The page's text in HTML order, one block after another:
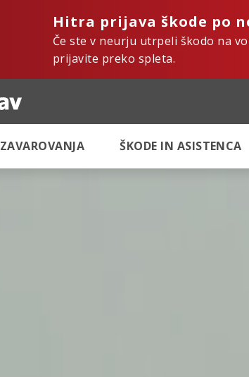
Hitra prijava škode po
Če ste v neurju utrpeli škodo na
prijavite preko spleta.
ZAVAROVANJA ŠKODE IN ASISTENCA